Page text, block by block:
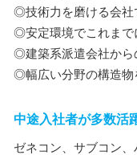
◎技術力を磨ける会社
◎安定環境でこれまで
◎建築系派遣会社から
◎幅広い分野の構造物
中途入社者が多数活
ゼネコン、サブコン、